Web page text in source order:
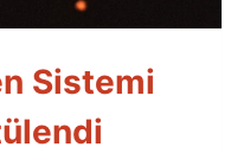
Sistemi